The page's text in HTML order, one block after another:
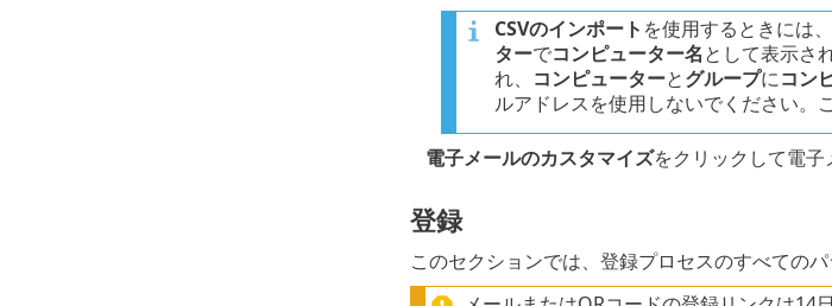
CSVのインポート を使用するときには
ターでコンピューター名として表示さ
れ、
コンピューターとグループにコン
ルアドレスを使用しないでください。
電子メールのカスタマイズをクリックして電子
登録
このセクションでは、登録プロセスのすべてのパ